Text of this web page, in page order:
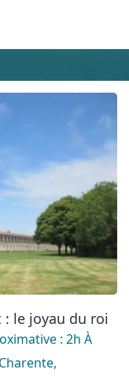
: le joyau du roi
: 2h À